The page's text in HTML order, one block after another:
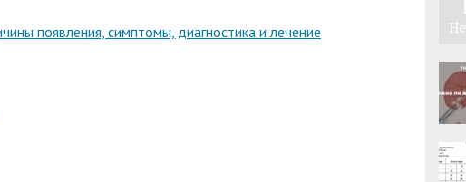
появления, симптомы, диагностика и лечение